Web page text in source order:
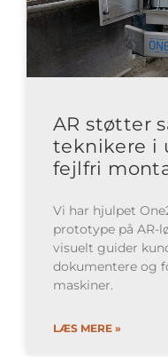
AR støtter
teknikere i
fejlfri
Vi har hjulpet
prototype på AR-
visuelt guider
dokumentere og
maskiner.
LÆS MERE »